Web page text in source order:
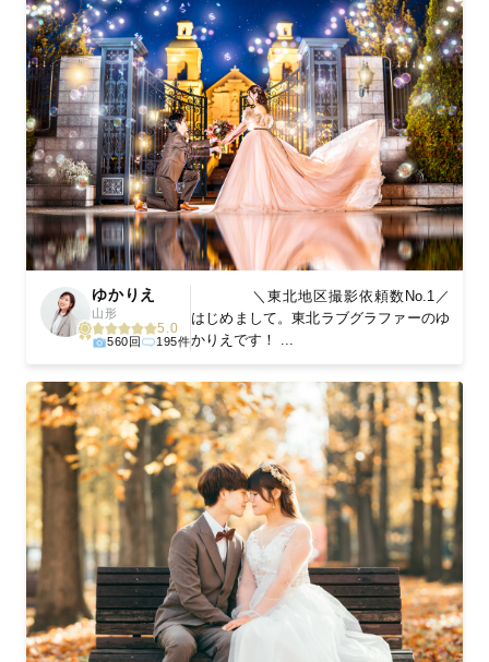
ゆかりえ
山形
5.0
560回 195件
＼東北地区撮影依頼数No.1／
はじめまして。東北ラブグラファーのゆ
かりえです！ ...